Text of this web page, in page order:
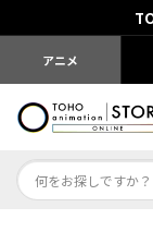
アニメ